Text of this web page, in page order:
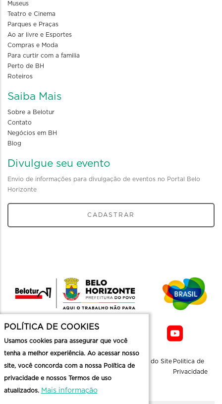
Museus
Teatro e Cinema
Parques e Praças
Ao ar livre e Esportes
Compras e Moda
Para curtir com a familia
Perto de BH
Roteiros
Saiba Mais
Sobre a Belotur
Contato
Negócios em BH
Blog
Divulgue seu evento
Envio de informações para divulgação de eventos no Portal Belo
Horizonte
CADASTRAR
Mapa do Site Politica de
Privacidade
POLÍTICA DE COOKIES
Usamos cookies para assegurar que você
tenha a melhor experiência. Ao acessar nosso
site, você concorda com a nossa Política de
privacidade e nossos Termos de uso
atualizados. Mais informação